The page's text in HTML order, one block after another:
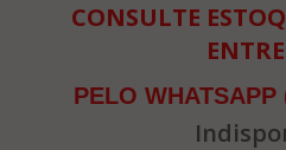
CONSULTE
PELO